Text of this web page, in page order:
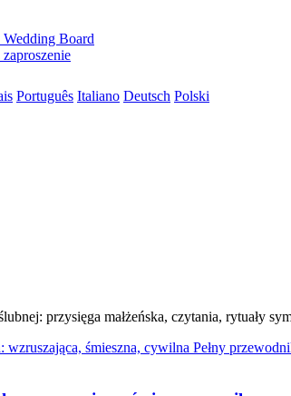
Board
Português Italiano Deutsch Polski
przysięga małżeńska, czytania, rytuały
Pełny